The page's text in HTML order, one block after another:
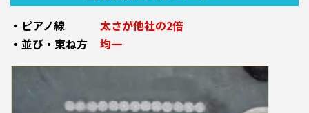
・ピアノ線
太さが他社の2倍
・並び・束ね方
均一